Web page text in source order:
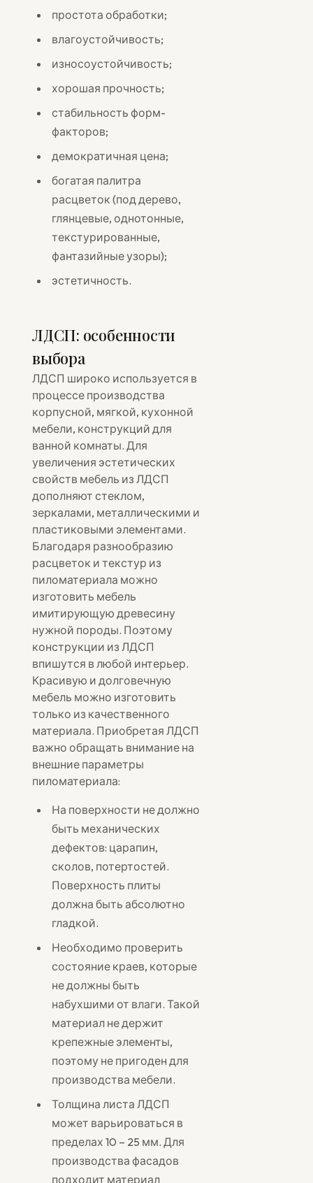
простота обработки;
влагоустойчивость;
износоустойчивость;
хорошая прочность;
стабильность форм-
факторов;
демократичная цена;
богатая палитра
расцветок (под дерево,
глянцевые, однотонные,
текстурированные,
фантазийные узоры);
эстетичность.
ЛДСП: особенности
выбора
ЛДСП широко используется в
процессе производства
корпусной, мягкой, кухонной
мебели, конструкций для
ванной комнаты. Для
увеличения эстетических
свойств мебель из ЛДСП
дополняют стеклом,
зеркалами, металлическими и
пластиковыми элементами.
Благодаря разнообразию
расцветок и текстур из
пиломатериала можно
изготовить мебель
имитирующую древесину
нужной породы. Поэтому
конструкции из ЛДСП
впишутся в любой интерьер.
Красивую и долговечную
мебель можно изготовить
только из качественного
материала. Приобретая ЛДСП
важно обращать внимание на
внешние параметры
пиломатериала:
На поверхности не должно
быть механических
дефектов: царапин,
сколов, потертостей.
Поверхность плиты
должна быть абсолютно
гладкой.
Необходимо проверить
состояние краев, которые
не должны быть
набухшими от влаги. Такой
материал не держит
крепежные элементы,
поэтому не пригоден для
производства мебели.
Толщина листа ЛДСП
может варьироваться в
пределах 10 – 25 мм. Для
производства фасадов
подходит материал